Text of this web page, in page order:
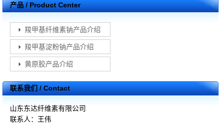
产品 / Product Center
羧甲基纤维素钠产品介绍
羧甲基淀粉钠产品介绍
黄原胶产品介绍
联系我们 / Contact
山东东达纤维素有限公司
联系人：王伟